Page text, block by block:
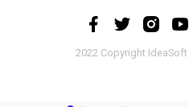
2022 Copyright IdeaSoft -